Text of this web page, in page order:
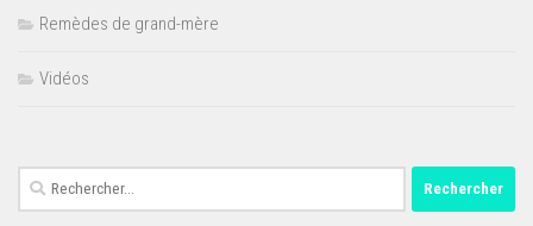
Remèdes de grand-mère
Vidéos
Rechercher :